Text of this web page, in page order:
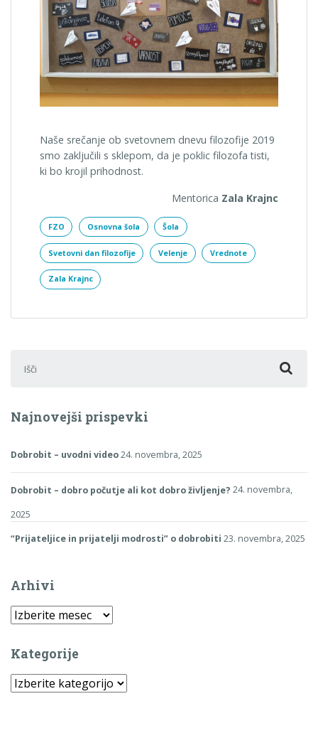
Naše srečanje ob svetovnem dnevu filozofije 2019
smo zaključili s sklepom, da je poklic filozofa tisti,
ki bo krojil prihodnost.
Mentorica Zala Krajnc
FZO Osnovna šola Šola
Svetovni dan filozofije Velenje Vrednote
Zala Krajnc
Najnovejši prispevki
Dobrobit – uvodni video24. novembra, 2025
Dobrobit – dobro počutje ali kot dobro življenje? 24. novembra,
2025
“Prijateljice in prijatelji modrosti” o dobrobiti 23. novembra, 2025
Arhivi
Arhivi
Kategorije
Kategorije